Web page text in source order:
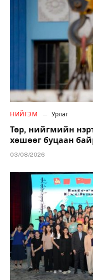
НИЙГЭМ Урлаг
Төр, нийгмийн
хөшөөг буцаан
03/08/2026